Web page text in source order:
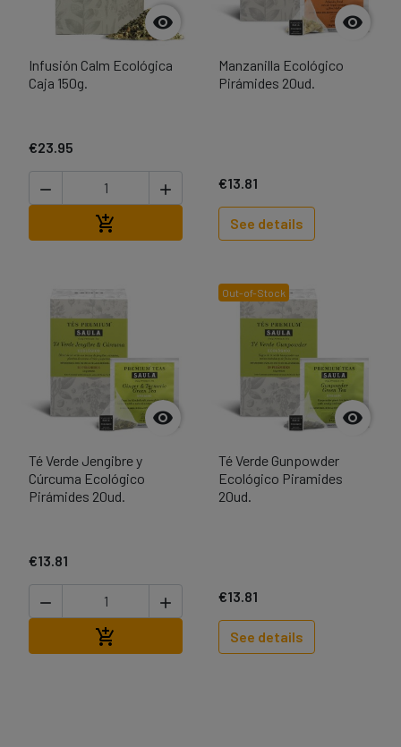

Infusión Calm Ecológica
Caja 150g.
€23.95
 


Manzanilla Ecológico
Pirámides 20ud.
€13.81
See details

Té Verde Jengibre y
Cúrcuma Ecológico
Pirámides 20ud.
€13.81
 

Out-of-Stock

Té Verde Gunpowder
Ecológico Piramides
20ud.
€13.81
See details